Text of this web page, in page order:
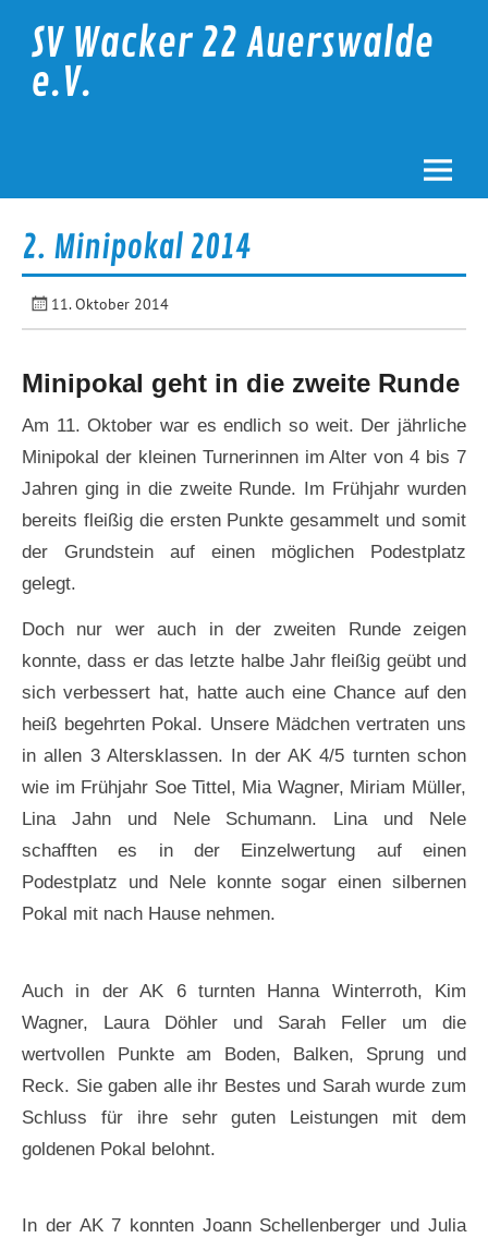
contentSV Wacker 22 Auerswalde
e.V.
2. Minipokal 2014
11. Oktober 2014
Minipokal geht in die zweite Runde
Am 11. Oktober war es endlich so weit. Der jährliche
Minipokal der kleinen Turnerinnen im Alter von 4 bis 7
Jahren ging in die zweite Runde. Im Frühjahr wurden
bereits fleißig die ersten Punkte gesammelt und somit
der Grundstein auf einen möglichen Podestplatz
gelegt.
Doch nur wer auch in der zweiten Runde zeigen
konnte, dass er das letzte halbe Jahr fleißig geübt und
sich verbessert hat, hatte auch eine Chance auf den
heiß begehrten Pokal. Unsere Mädchen vertraten uns
in allen 3 Altersklassen. In der AK 4/5 turnten schon
wie im Frühjahr Soe Tittel, Mia Wagner, Miriam Müller,
Lina Jahn und Nele Schumann. Lina und Nele
schafften es in der Einzelwertung auf einen
Podestplatz und Nele konnte sogar einen silbernen
Pokal mit nach Hause nehmen.
Auch in der AK 6 turnten Hanna Winterroth, Kim
Wagner, Laura Döhler und Sarah Feller um die
wertvollen Punkte am Boden, Balken, Sprung und
Reck. Sie gaben alle ihr Bestes und Sarah wurde zum
Schluss für ihre sehr guten Leistungen mit dem
goldenen Pokal belohnt.
In der AK 7 konnten Joann Schellenberger und Julia